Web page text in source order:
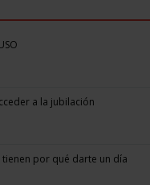
a la jubilación
por qué darte un día